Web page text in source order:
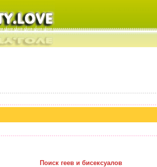
Поиск геев и бисексуалов